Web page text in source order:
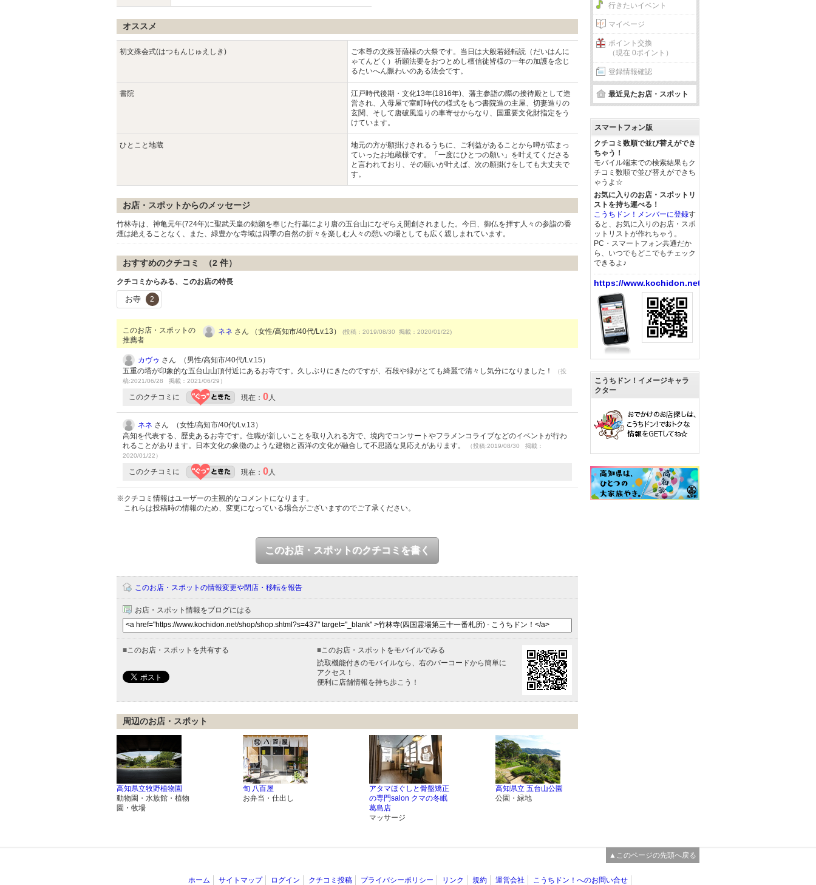
オススメ
初文殊会式(はつもんじゅえしき)
ご本尊の文殊菩薩様の大祭です。当日は大般若経転読（だいはんに
ゃてんどく）祈願法要をおつとめし檀信徒皆様の一年の加護を念じ
るたいへん賑わいのある法会です。
書院
江戸時代後期・文化13年(1816年)、藩主参詣の際の接待殿として造
営され、入母屋で室町時代の様式をもつ書院造の主屋、切妻造りの
玄関、そして唐破風造りの車寄せからなり、国重要文化財指定をう
けています。
ひとこと地蔵
地元の方が願掛けされるうちに、ご利益があることから噂が広まっ
ていったお地蔵様です。「一度にひとつの願い」を叶えてくださる
と言われており、その願いが叶えば、次の願掛けをしても大丈夫で
す。
お店・スポットからのメッセージ
竹林寺は、神亀元年(724年)に聖武天皇の勅願を奉じた行基により唐の五台山になぞらえ開創されました。今日、御仏を拝す人々の参詣の香
煙は絶えることなく、また、緑豊かな寺域は四季の自然の折々を楽しむ人々の憩いの場としても広く親しまれています。
おすすめのクチコミ （2 件）
クチコミからみる、このお店の特長
お寺 2
このお店・スポットの
推薦者
ネネ さん （女性/高知市/40代/Lv.13） (投稿：2019/08/30 掲載：2020/01/22)
カヴゥ さん （男性/高知市/40代/Lv.15）
五重の塔が印象的な五台山山頂付近にあるお寺です。久しぶりにきたのですが、石段や緑がとても綺麗で清々し気分になりました！
（投
稿:2021/06/28 掲載：2021/06/29）
このクチコミに 現在： 0 人
ネネ さん （女性/高知市/40代/Lv.13）
高知を代表する、歴史あるお寺です。住職が新しいことを取り入れる方で、境内でコンサートやフラメンコライブなどのイベントが行わ
れることがあります。日本文化の象徴のような建物と西洋の文化が融合して不思議な見応えがあります。
（投稿:2019/08/30 掲載：
2020/01/22）
このクチコミに 現在： 0 人
※クチコミ情報はユーザーの主観的なコメントになります。
これらは投稿時の情報のため、変更になっている場合がございますのでご了承ください。
このお店・スポットのクチコミを書く
このお店・スポットの情報変更や閉店・移転を報告
お店・スポット情報をブログにはる
■ このお店・スポットを共有する ■ このお店・スポットをモバイルでみる
読取機能付きのモバイルなら、右のバーコードから簡単に
アクセス！
便利に店舗情報を持ち歩こう！
周辺のお店・スポット
高知県立牧野植物園
動物園・水族館・植物
園・牧場
旬 八百屋
お弁当・仕出し
アタマほぐしと骨盤矯正
の専門salon クマの冬眠
葛島店
マッサージ
高知県立 五台山公園
公園・緑地
行きたいイベント
マイページ
ポイント交換
（現在 0ポイント）
登録情報確認
最近見たお店・スポット
スマートフォン版
クチコミ数順で並び替えができ
ちゃう！
モバイル端末での検索結果もク
チコミ数順で並び替えができち
ゃうよ☆
お気に入りのお店・スポットリ
ストを持ち運べる！
こうちドン！メンバーに登録す
ると、お気に入りのお店・スポ
ットリストが作れちゃう。
PC・スマートフォン共通だか
ら、いつでもどこでもチェック
できるよ♪
https://www.kochidon.net/
こうちドン！イメージキャラ
クター
▲このページの先頭へ戻る
ホーム サイトマップ ログイン クチコミ投稿 プライバシーポリシー リンク 規約 運営会社 こうちドン！へのお問い合せ